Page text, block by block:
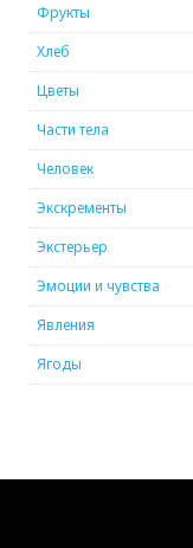
Фрукты
Хлеб
Цветы
Части тела
Человек
Экскременты
Экстерьер
Эмоции и чувства
Явления
Ягоды